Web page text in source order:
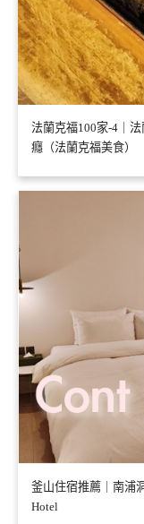
法蘭克福100家-4｜
癮（法蘭克福美食）
釜山住宿推薦｜南浦
Hotel